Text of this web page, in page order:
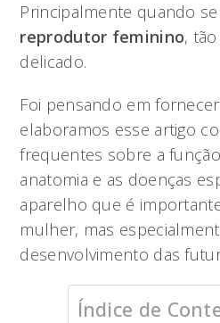
Principalmente quando
reprodutor feminino,
delicado.
Foi pensando em
elaboramos esse artigo
frequentes sobre a
anatomia e as doenças
aparelho que é
mulher, mas
desenvolvimento das
Índice de